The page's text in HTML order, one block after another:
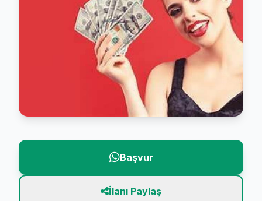
Başvur
İlanı Paylaş